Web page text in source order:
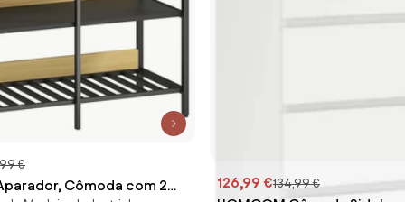
€
Cômoda com 2
126,99 €134,99 €